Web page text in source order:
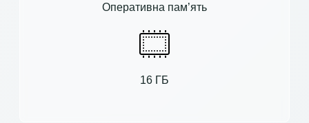
Оперативна пам’ять
16 ГБ